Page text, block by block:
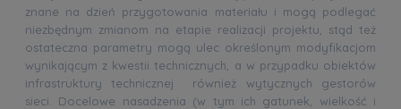
znane na dzień przygotowania materiału i mogą podlegać
niezbędnym zmianom na etapie realizacji projektu, stąd też
ostateczna parametry mogą ulec określonym modyfikacjom
wynikającym z kwestii technicznych, a w przypadku obiektów
infrastruktury technicznej również wytycznych gestorów
sieci. Docelowe nasadzenia (w tym ich gatunek, wielkość i